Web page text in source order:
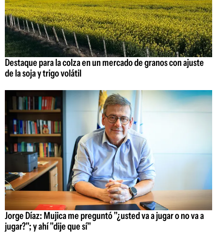
Destaque para la colza en un mercado de granos con ajuste
de la soja y trigo volátil
Jorge Díaz: Mujica me preguntó "¿usted va a jugar o no va a
jugar?"; y ahí "dije que sí"